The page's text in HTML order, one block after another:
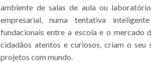
ambiente de salas de aula ou
empresarial, numa tentativa
fundacionais entre a escola e o mercado
cidadãos atentos e curiosos, criam o seu
projetos com mundo.